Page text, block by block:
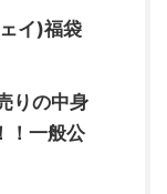
イ)福袋
りの中身
！一般公